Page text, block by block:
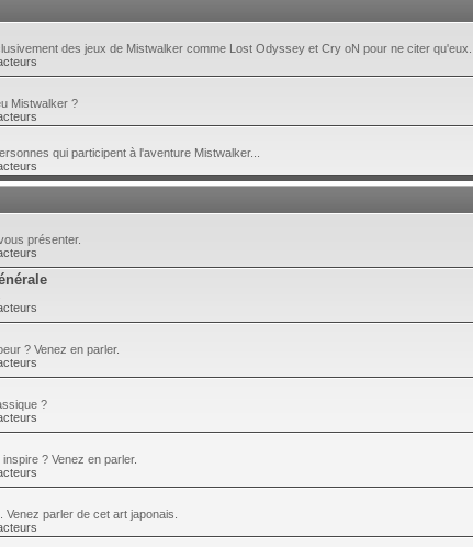
des jeux de Mistwalker comme Lost Odyssey et Cry oN pour ne citer qu'eux...
Mistwalker ?
qui participent à l'aventure Mistwalker...
présenter.
? Venez en parler.
?
? Venez en parler.
Venez parler de cet art japonais.